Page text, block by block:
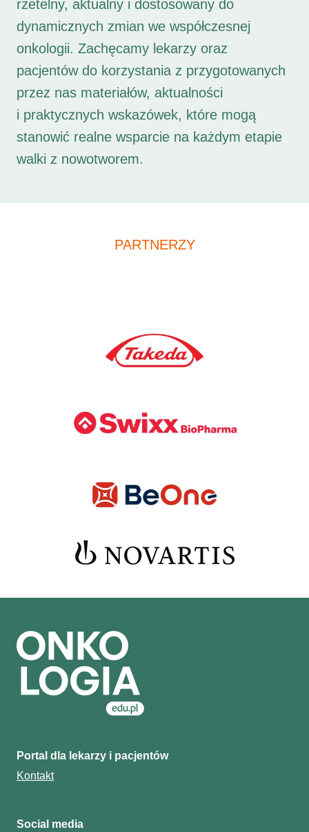
rzetelny, aktualny i dostosowany do
dynamicznych zmian we współczesnej
onkologii. Zachęcamy lekarzy oraz
pacjentów do korzystania z przygotowanych
przez nas materiałów, aktualności
i praktycznych wskazówek, które mogą
stanowić realne wsparcie na każdym etapie
walki z nowotworem.
PARTNERZY
Portal dla lekarzy i pacjentów
Kontakt
Social media